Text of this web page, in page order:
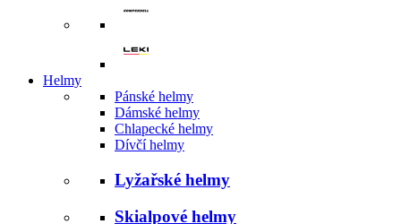
Helmy
Pánské helmy
Dámské helmy
Chlapecké helmy
Dívčí helmy
Lyžařské helmy
Skialpové helmy